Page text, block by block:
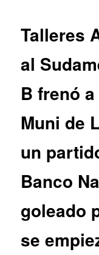
Talleres
al
B frenó
Muni de
un
Banco
goleado
se